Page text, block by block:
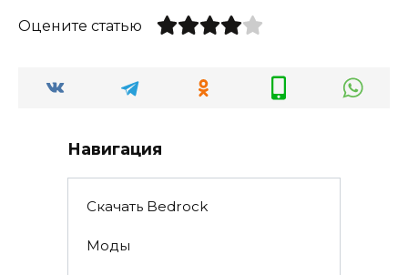
Оцените статью
Навигация
Скачать Bedrock
Моды